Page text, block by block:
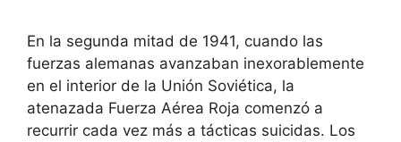
En la segunda mitad de 1941, cuando las
fuerzas alemanas avanzaban inexorablemente
en el interior de la Unión Soviética, la
atenazada Fuerza Aérea Roja comenzó a
recurrir cada vez más a tácticas suicidas. Los